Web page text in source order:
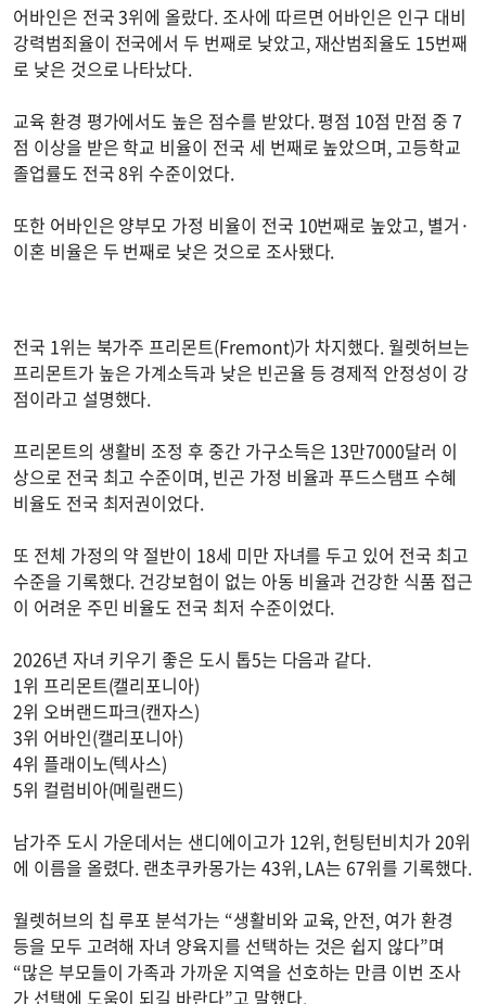
어바인은 전국 3위에 올랐다. 조사에 따르면 어바인은 인구 대비
강력범죄율이 전국에서 두 번째로 낮았고, 재산범죄율도 15번째
로 낮은 것으로 나타났다.
교육 환경 평가에서도 높은 점수를 받았다. 평점 10점 만점 중 7
점 이상을 받은 학교 비율이 전국 세 번째로 높았으며, 고등학교
졸업률도 전국 8위 수준이었다.
또한 어바인은 양부모 가정 비율이 전국 10번째로 높았고, 별거·
이혼 비율은 두 번째로 낮은 것으로 조사됐다.
전국 1위는 북가주 프리몬트(Fremont)가 차지했다. 월렛허브는
프리몬트가 높은 가계소득과 낮은 빈곤율 등 경제적 안정성이 강
점이라고 설명했다.
프리몬트의 생활비 조정 후 중간 가구소득은 13만7000달러 이
상으로 전국 최고 수준이며, 빈곤 가정 비율과 푸드스탬프 수혜
비율도 전국 최저권이었다.
또 전체 가정의 약 절반이 18세 미만 자녀를 두고 있어 전국 최고
수준을 기록했다. 건강보험이 없는 아동 비율과 건강한 식품 접근
이 어려운 주민 비율도 전국 최저 수준이었다.
2026년 자녀 키우기 좋은 도시 톱5는 다음과 같다.
1위 프리몬트(캘리포니아)
2위 오버랜드파크(캔자스)
3위 어바인(캘리포니아)
4위 플래이노(텍사스)
5위 컬럼비아(메릴랜드)
남가주 도시 가운데서는 샌디에이고가 12위, 헌팅턴비치가 20위
에 이름을 올렸다. 랜초쿠카몽가는 43위, LA는 67위를 기록했다.
월렛허브의 칩 루포 분석가는 “생활비와 교육, 안전, 여가 환경
등을 모두 고려해 자녀 양육지를 선택하는 것은 쉽지 않다”며
“많은 부모들이 가족과 가까운 지역을 선호하는 만큼 이번 조사
가 선택에 도움이 되길 바란다”고 말했다.